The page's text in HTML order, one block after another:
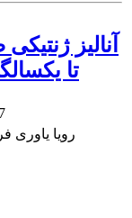
آنالیز
تا
رویا یاوری